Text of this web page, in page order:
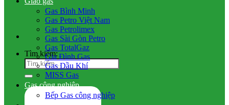
Tìm kiếm:
Gas Bình Minh
Gas Petro Việt Nam
Gas Petrolimex
Gas Sài Gòn Petro
Gas TotalGaz
Gia Đình Gas
Gas Dầu Khí
MISS Gas
Gas công nghiệp
Bếp Gas công nghiệp